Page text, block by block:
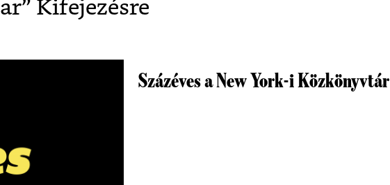
” Kifejezésre
Százéves a New York-i Közkönyvtár